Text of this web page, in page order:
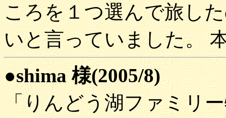
ころを１つ選んで旅し
いと言っていました。
●shima 様(2005/8)
「りんどう湖ファミリ